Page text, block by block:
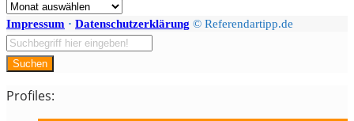
Monatsarchiv
Impressum · Datenschutzerklärung © Referendartipp.de
Suchen
Profiles: